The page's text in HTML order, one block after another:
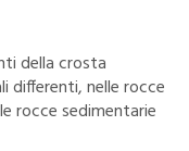
della crosta
differenti, nelle rocce
rocce sedimentarie